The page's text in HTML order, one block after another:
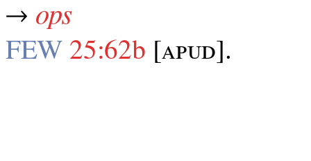
→ ops
FEW 25:62b [ᴀᴘᴜᴅ].